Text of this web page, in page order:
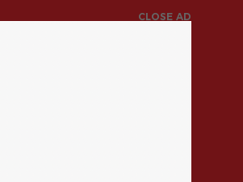
CLOSE AD